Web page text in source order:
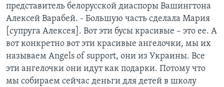
представитель белорусской диаспоры Вашингтона
Алексей Варабей. - Большую часть сделала Мария
[супруга Алексея]. Вот эти бусы красивые – это ее. А
вот конкретно вот эти красивые ангелочки, мы их
называем Angels of support, они из Украины. Все
эти ангелочки они идут как подарки. Потому что
мы собираем сейчас деньги для детей в школу